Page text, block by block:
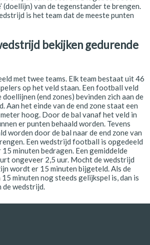
(doellijn) van de tegenstander te brengen.
is het team dat de meeste punten
bekijken gedurende
met twee teams. Elk team bestaat uit 46
op het veld staan. Een football veld
(end zones) bevinden zich aan de
Aan het einde van de end zone staat een
hoog. Door de bal vanaf het veld in
er punten behaald worden. Tevens
worden door de bal naar de end zone van
Een wedstrijd football is opgedeeld
minuten bedragen. Een gemiddelde
ongeveer 2,5 uur. Mocht de wedstrijd
wordt er 15 minuten bijgeteld. Als de
minuten nog steeds gelijkspel is, dan is
de wedstrijd.